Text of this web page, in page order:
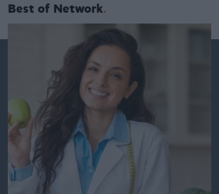
Best of Network